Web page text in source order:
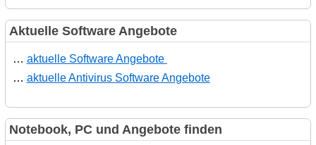
Aktuelle Software Angebote
… aktuelle Software Angebote
… aktuelle Antivirus Software Angebote
Notebook, PC und Angebote finden